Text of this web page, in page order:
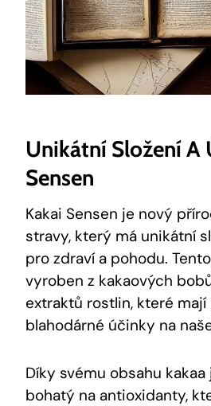
Unikátní Složení⁤ A
Sensen
Kakai Sensen je⁢ nový
stravy, který má unikátní
⁤pro zdraví ⁢a pohodu.‌
‌vyroben ⁣z kakaových
extraktů rostlin, ‍které ⁤mají
blahodárné účinky ⁢na
Díky svému obsahu kakaa
bohatý na antioxidanty,